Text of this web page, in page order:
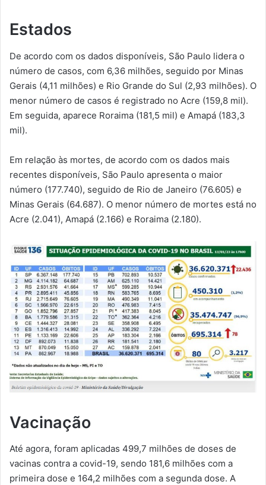
Estados
De acordo com os dados disponíveis, São Paulo lidera o
número de casos, com 6,36 milhões, seguido por Minas
Gerais (4,11 milhões) e Rio Grande do Sul (2,93 milhões). O
menor número de casos é registrado no Acre (159,8 mil).
Em seguida, aparece Roraima (181,5 mil) e Amapá (183,3
mil).
Em relação às mortes, de acordo com os dados mais
recentes disponíveis, São Paulo apresenta o maior
número (177.740), seguido de Rio de Janeiro (76.605) e
Minas Gerais (64.687). O menor número de mortes está no
Acre (2.041), Amapá (2.166) e Roraima (2.180).
Vacinação
Até agora, foram aplicadas 499,7 milhões de doses de
vacinas contra a covid-19, sendo 181,6 milhões com a
primeira dose e 164,2 milhões com a segunda dose. A